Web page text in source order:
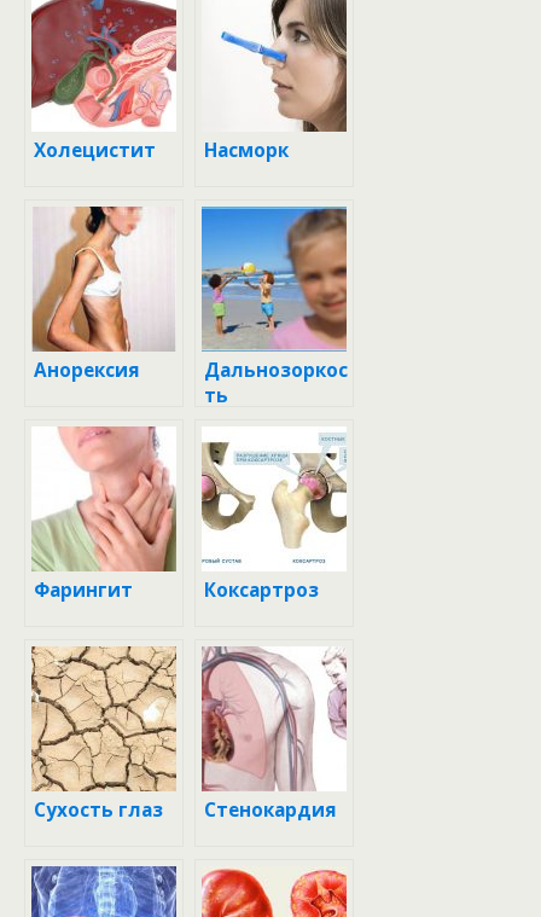
Холецистит Насморк
Анорексия
Дальнозоркос
ть
Фарингит Коксартроз
Сухость глаз Стенокардия